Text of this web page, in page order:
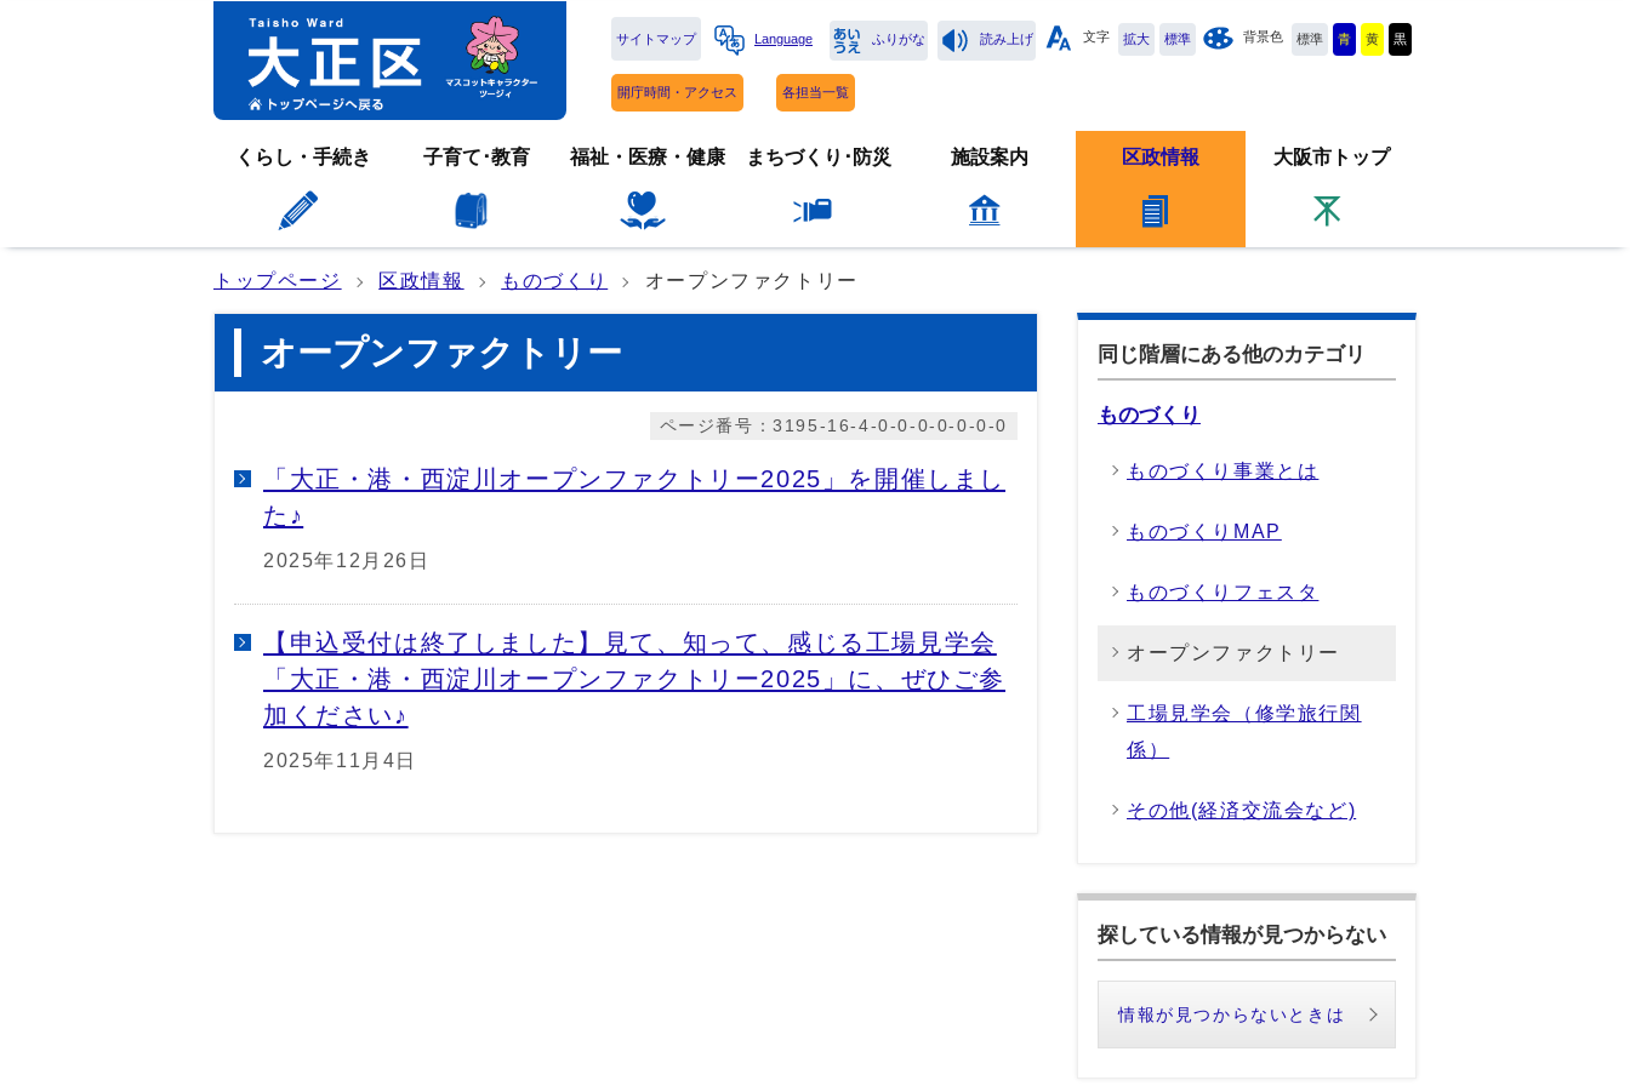
サイトマップ Language ふりがな 読み上げ 文字 拡大 標準 背景色 標準 青 黄 黒
開庁時間・アクセス 各担当一覧
くらし・手続き 子育て･教育 福祉・医療・健康 まちづくり･防災 施設案内 区政情報 大阪市トップ
トップページ 区政情報 ものづくり オープンファクトリー
オープンファクトリー
ページ番号：3195-16-4-0-0-0-0-0-0-0
「大正・港・西淀川オープンファクトリー2025」を開催しまし
た♪
2025年12月26日
【申込受付は終了しました】見て、知って、感じる工場見学会
「大正・港・西淀川オープンファクトリー2025」に、ぜひご参
加ください♪
2025年11月4日
同じ階層にある他のカテゴリ
ものづくり
ものづくり事業とは
ものづくりMAP
ものづくりフェスタ
オープンファクトリー
工場見学会（修学旅行関
係）
その他(経済交流会など)
探している情報が見つからない
情報が見つからないときは